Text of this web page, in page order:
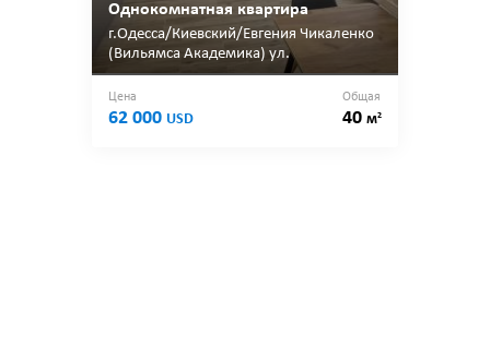
Однокомнатная квартира
г.Одесса/Киевский/Евгения Чикаленко
(Вильямса Академика) ул.
Цена
62 000 USD
Общая
40 м2